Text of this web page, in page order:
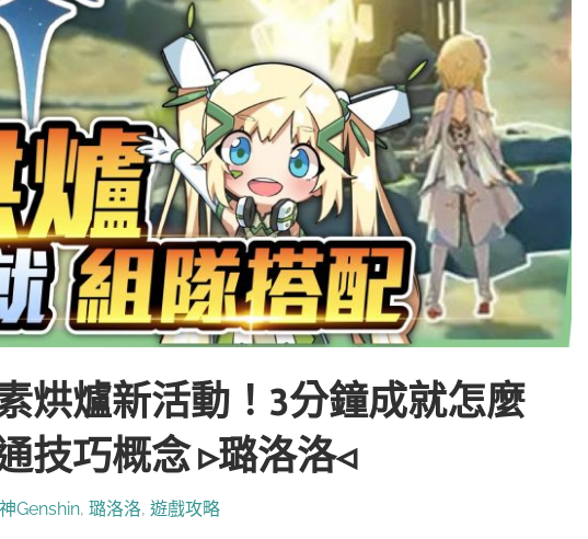
烘爐新活動！3分鐘成就怎麼
技巧概念 ▹璐洛洛◃
Genshin, 璐洛洛, 遊戲攻略